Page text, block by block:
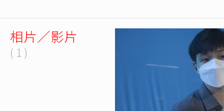
相片／影片
( 1 )